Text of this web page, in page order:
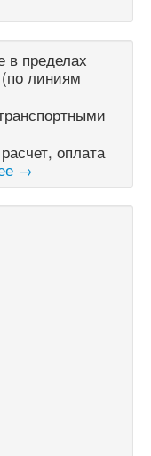
в пределах
линиям
оплата
→